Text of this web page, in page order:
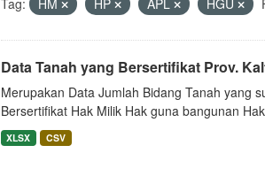
Tag: HM HP APL HGU
Data Tanah yang Bersertifikat Prov.
Merupakan Data Jumlah Bidang Tanah yang
Bersertifikat Hak Milik Hak guna bangunan
XLSX CSV